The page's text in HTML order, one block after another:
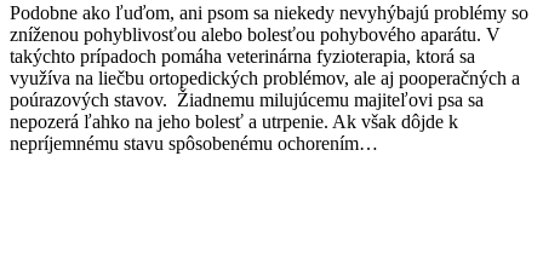
Podobne ako ľuďom, ani psom sa niekedy nevyhýbajú problémy so
zníženou pohyblivosťou alebo bolesťou pohybového aparátu. V
takýchto prípadoch pomáha veterinárna fyzioterapia, ktorá sa
využíva na liečbu ortopedických problémov, ale aj pooperačných a
poúrazových stavov. Žiadnemu milujúcemu majiteľovi psa sa
nepozerá ľahko na jeho bolesť a utrpenie. Ak však dôjde k
nepríjemnému stavu spôsobenému ochorením…